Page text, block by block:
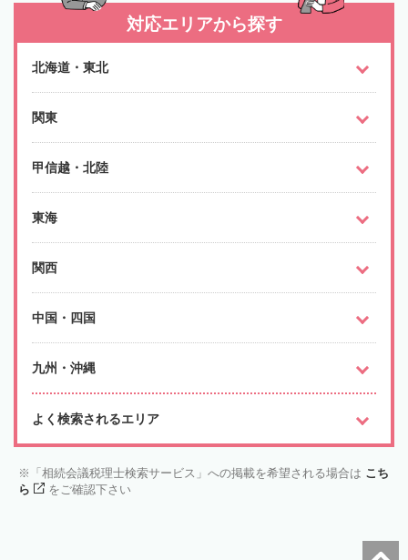
対応エリアから探す
北海道・東北
関東
甲信越・北陸
東海
関西
中国・四国
九州・沖縄
よく検索されるエリア
「相続会議税理士検索サービス」への掲載を希望される場合は こち
ら
をご確認下さい